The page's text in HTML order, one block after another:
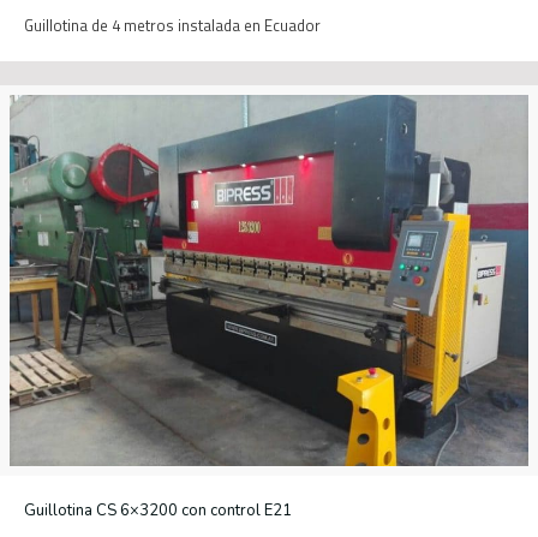
Guillotina de 4 metros instalada en Ecuador
Guillotina CS 6×3200 con control E21